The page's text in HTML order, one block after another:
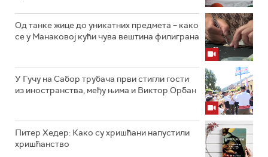
Од танке жице до уникатних предмета – како
се у Манаковој кући чува вештина филиграна
У Гучу на Сабор трубача први стигли гости
из иностранства, међу њима и Виктор Орбан
Питер Хедер: Како су хришћани напустили
хришћанство